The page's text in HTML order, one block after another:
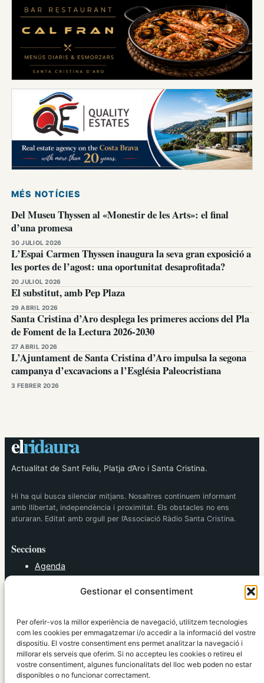
Gestionar el consentiment
Per oferir-vos la millor experiència de navegació, utilitzem tecnologies
com les cookies per emmagatzemar i/o accedir a la informació del vostre
dispositiu. El vostre consentiment ens permet analitzar la navegació i
millorar els serveis que oferim. Si no accepteu les cookies o retireu el
vostre consentiment, algunes funcionalitats del lloc web poden no estar
disponibles o no funcionar correctament.
MÉS NOTÍCIES
Del Museu Thyssen al «Monestir de les Arts»: el final
d’una promesa
30 JULIOL 2026
L’Espai Carmen Thyssen inaugura la seva gran exposició a
les portes de l’agost: una oportunitat desaprofitada?
20 JULIOL 2026
El substitut, amb Pep Plaza
29 ABRIL 2026
Santa Cristina d’Aro desplega les primeres accions del Pla
de Foment de la Lectura 2026-2030
27 ABRIL 2026
L’Ajuntament de Santa Cristina d’Aro impulsa la segona
campanya d’excavacions a l’Església Paleocristiana
3 FEBRER 2026
elridaura
Actualitat de Sant Feliu, Platja d’Aro i Santa Cristina.
Hi ha qui busca silenciar mitjans. Nosaltres continuem informant
amb llibertat, independència i proximitat. Els obstacles no ens
aturaran. Editat amb orgull per l’Associació Ràdio Santa Cristina.
Seccions
Agenda
Política
Societat
Tendències
elRidaura.com